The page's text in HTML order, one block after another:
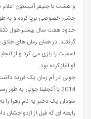
جشن خصوصی برپا کرده و به
گرفتند. در همان زمان های طلاق
اسمیت را بازی می کرد و از
او آغاز کرده بود.
جولی در آم زمان یک فرزند
2014 با آنجلینا جولی به
سودان یک دختر یه نام زهرا را
رابطه ای که قبل از ازدواجشان